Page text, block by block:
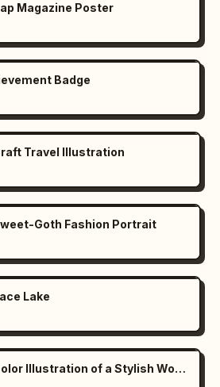
Technik","Handwerkliche
dies
figure
dünne
und nummerierte Callouts,
女装诞生的因果
Magazine Poster
Badge
Travel Illustration
Goth Fashion Portrait
Lake
Minimalist Watercolor Illustration of a Stylish Woman